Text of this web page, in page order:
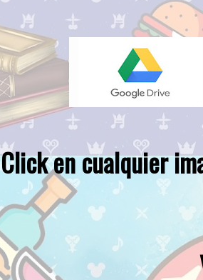
Click en cualquier